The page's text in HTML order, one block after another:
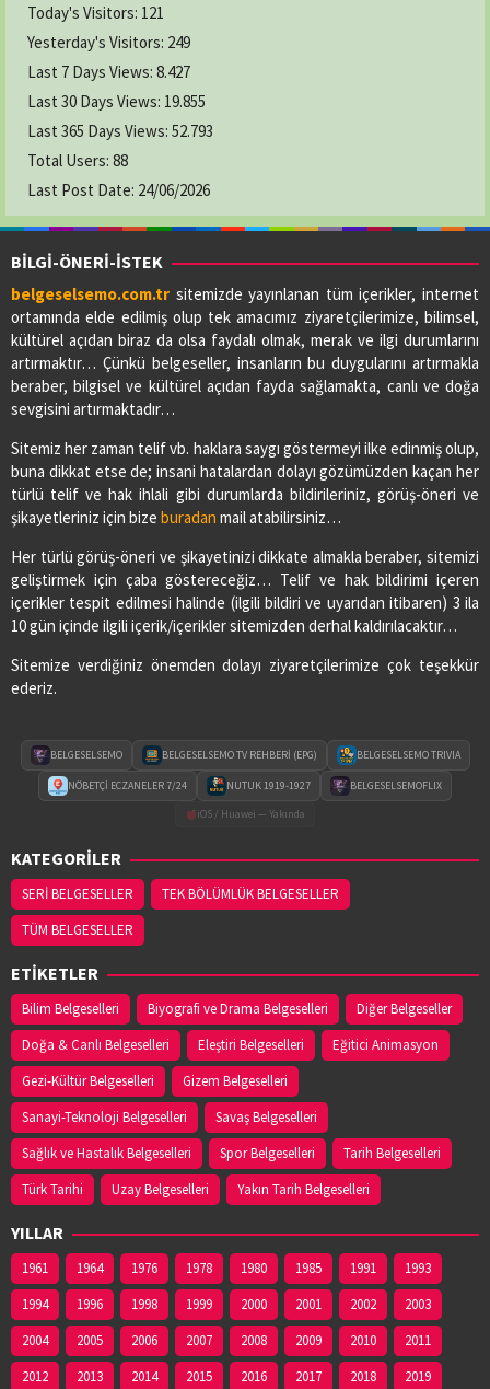
Today's Visitors: 121
Yesterday's Visitors: 249
Last 7 Days Views: 8.427
Last 30 Days Views: 19.855
Last 365 Days Views: 52.793
Total Users: 88
Last Post Date: 24/06/2026
BİLGİ-ÖNERİ-İSTEK
belgeselsemo.com.tr sitemizde yayınlanan tüm içerikler, internet
ortamında elde edilmiş olup tek amacımız ziyaretçilerimize, bilimsel,
kültürel açıdan biraz da olsa faydalı olmak, merak ve ilgi durumlarını
artırmaktır… Çünkü belgeseller, insanların bu duygularını artırmakla
beraber, bilgisel ve kültürel açıdan fayda sağlamakta, canlı ve doğa
sevgisini artırmaktadır…
Sitemiz her zaman telif vb. haklara saygı göstermeyi ilke edinmiş olup,
buna dikkat etse de; insani hatalardan dolayı gözümüzden kaçan her
türlü telif ve hak ihlali gibi durumlarda bildirileriniz, görüş-öneri ve
şikayetleriniz için bize buradan mail atabilirsiniz…
Her türlü görüş-öneri ve şikayetinizi dikkate almakla beraber, sitemizi
geliştirmek için çaba göstereceğiz… Telif ve hak bildirimi içeren
içerikler tespit edilmesi halinde (ilgili bildiri ve uyarıdan itibaren) 3 ila
10 gün içinde ilgili içerik/içerikler sitemizden derhal kaldırılacaktır…
Sitemize verdiğiniz önemden dolayı ziyaretçilerimize çok teşekkür
ederiz.
BELGESELSEMO BELGESELSEMO TV REHBERİ (EPG) BELGESELSEMO TRIVIA
NÖBETÇİ ECZANELER 7/24 NUTUK 1919-1927
BELGESELSEMOFLIX
iOS / Huawei — Yakında
KATEGORİLER
SERİ BELGESELLER
TEK BÖLÜMLÜK BELGESELLER
TÜM BELGESELLER
ETİKETLER
Bilim Belgeselleri Biyografi ve Drama Belgeselleri
Diğer Belgeseller
Doğa & Canlı Belgeselleri
Eleştiri Belgeselleri
Eğitici Animasyon
Gezi-Kültür Belgeselleri
Gizem Belgeselleri
Sanayi-Teknoloji Belgeselleri
Savaş Belgeselleri
Sağlık ve Hastalık Belgeselleri
Spor Belgeselleri
Tarih Belgeselleri
Türk Tarihi
Uzay Belgeselleri Yakın Tarih Belgeselleri
YILLAR
1961 1964 1976 1978 1980 1985 1991
1993
1994
1996 1998 1999 2000 2001 2002
2003
2004
2005 2006 2007 2008 2009 2010
2011
2012
2013 2014 2015 2016 2017 2018 2019